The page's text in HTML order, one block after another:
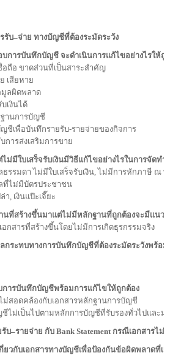
รับ–จ่าย ทางบัญชีที่ต้องระมัดระวัง
บการบันทึกบัญชี จะดำเนินการแก้ไขอย่างไรให้ถูก
อถือ ขาดส่วนที่เป็นสาระสำคัญ
เสียหาย
ลผิดพลาด
เงินได้
านการบัญชี
ญชีเพื่อบันทึกรายรับ-รายจ่ายของกิจการ
การส่งเสริมการขาย
ม่มีใบเสร็จรับเงินมีวิธีแก้ไขอย่างไรในการจัดทำ
ธรรมดา ไม่มีใบเสร็จรับเงิน, ไม่มีการหักภาษี ณ ที่
ที่ไม่มีบัตรประชาชน
า, เงินแป๊ะเจี๊ยะ
นที่สร้างขึ้นมาแต่ไม่มีหลักฐานที่ถูกต้องจะมีแนวท
กสารที่สร้างขึ้นโดยไม่มีการเกิดธุรกรรมจริง
กระทบทางการบันทึกบัญชีที่ต้องระมัดระวังพร้อ
การบันทึกบัญชีพร้อมการแก้ไขให้ถูกต้อง
สอดคล้องกับเอกสารหลักฐานการบัญชี
ไม่เป็นไปตามหลักการบัญชีที่รับรองทั่วไปและม
บ–รายจ่าย กับ Bank Statement กรณีเอกสารไม่
กี่ยวกับเอกสารทางบัญชีเพื่อป้องกันข้อผิดพลาดที่เกิ